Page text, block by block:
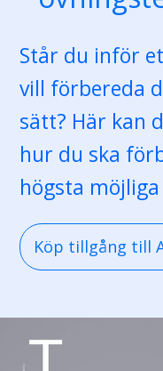
Står du inför
vill förbereda
sätt? Här kan
hur du ska
högsta
Köp tillgång till